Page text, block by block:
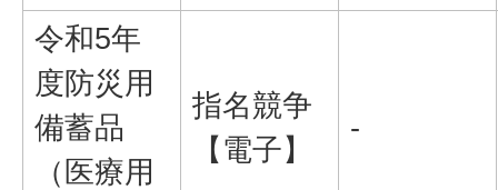
令和5年
度防災用
備蓄品
（医療用
指名競争
【電子】
-